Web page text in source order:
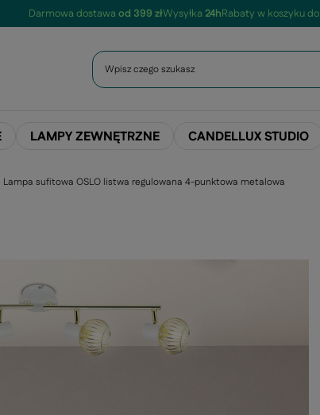
Darmowa dostawa od 399 złWysyłka 24hRabaty w koszyku do
LAMPY ZEWNĘTRZNE CANDELLUX STUDIO
Lampa sufitowa OSLO listwa regulowana 4-punktowa metalowa